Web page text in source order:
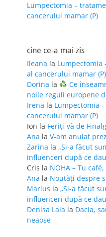
Lumpectomia –
cancerului mamar (P)
cine ce-a mai zis
Ileana la Lumpectomia
al cancerului mamar (P)
Dorina la
Ce
noile reguli europene
Irena la Lumpectomia
cancerului mamar (P)
Ion la Feriţi-vă de
Ana la V-am anulat
Zarina la „Și-a făcut
influenceri după ce
Cris la NOHA – Tu
Ana la Noutăți despre
Marius la „Și-a făcut
influenceri după ce
Denisa Lala la Dacia,
neaoșe